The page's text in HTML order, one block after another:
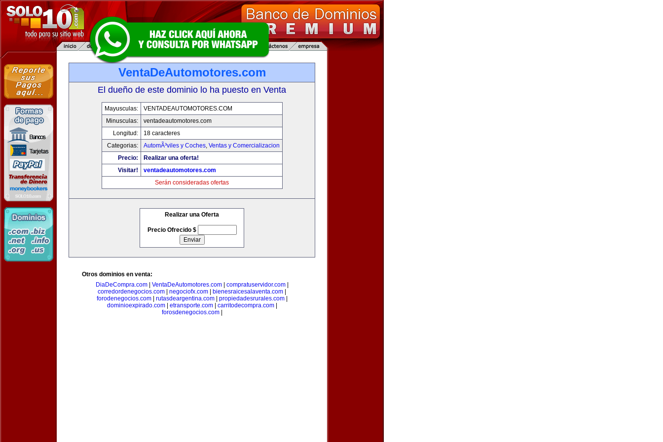
VentaDeAutomotores.com
El dueño de este dominio lo ha puesto en Venta
Mayusculas:
VENTADEAUTOMOTORES.COM
Minusculas:
ventadeautomotores.com
Longitud:
18 caracteres
Categorias:
AutomÃ³viles y Coches, Ventas y Comercializacion
Precio:
Realizar una oferta!
Visitar!
ventadeautomotores.com
Serán consideradas ofertas
Realizar una Oferta
Precio Ofrecido $
Otros dominios en venta:
DiaDeCompra.com| VentaDeAutomotores.com| compratuservidor.com|
corredordenegocios.com
negociofx.com bienesraicesalaventa.com
forodenegocios.com| rutasdeargentina.com| propiedadesrurales.com|
dominioexpirado.com| etransporte.com| carritodecompra.com|
forosdenegocios.com|